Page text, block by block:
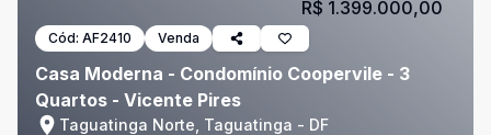
Cód: AF2410 Venda
Casa Moderna - Condomínio Coopervile - 3
Quartos - Vicente Pires
Taguatinga Norte, Taguatinga - DF
R$ 1.399.000,00